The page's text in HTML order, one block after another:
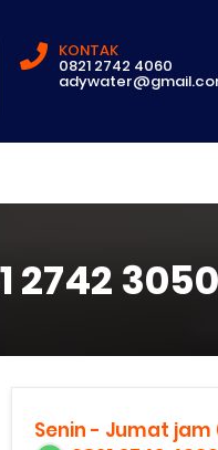
KONTAK
0821 2742 4060
2742 3050
Senin - Jumat jam